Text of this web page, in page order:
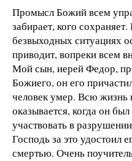
Промысл Божий всем
забирает, кого
безвыходных ситуациях
приводит, вопреки всем
Мой сын, иерей Федор,
Божиего, он его
человек умер. Всю жизнь
оказывается, когда он
участвовать в
Господь за это удостоил
смертью. Очень